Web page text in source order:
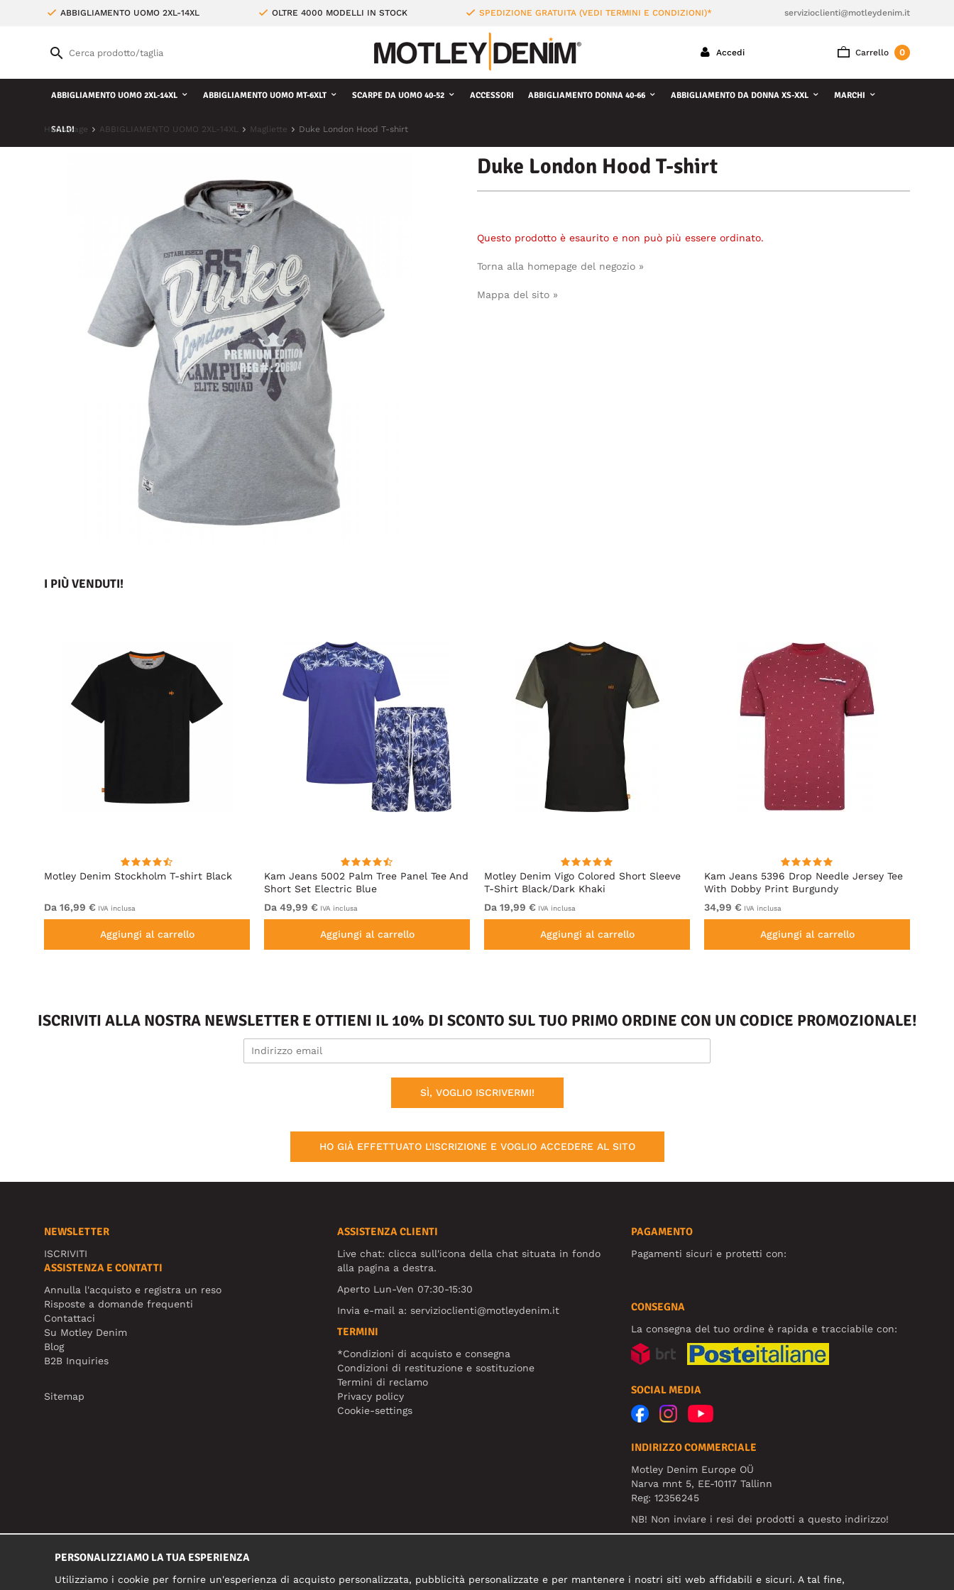
ABBIGLIAMENTO UOMO 2XL-14XL OLTRE 4000 MODELLI IN STOCK SPEDIZIONE GRATUITA (VEDI TERMINI E CONDIZIONI)* servizioclienti@motleydenim.it
Carrello 0
Accedi
ABBIGLIAMENTO UOMO 2XL-14XL ABBIGLIAMENTO UOMO MT-6XLT SCARPE DA UOMO 40-52 ACCESSORI ABBIGLIAMENTO DONNA 40-66 ABBIGLIAMENTO DA DONNA XS-XXL MARCHI
SALDI
Homepage ABBIGLIAMENTO UOMO 2XL-14XL Magliette Duke London Hood T-shirt
Duke London Hood T-shirt
Questo prodotto è esaurito e non può più essere ordinato.
Torna alla homepage del negozio »
Mappa del sito »
I PIÙ VENDUTI!
Motley Denim Stockholm T-shirt Black
Da 16,99 € IVA inclusa
Aggiungi al carrello
Kam Jeans 5002 Palm Tree Panel Tee And
Short Set Electric Blue
Da 49,99 € IVA inclusa
Aggiungi al carrello
Motley Denim Vigo Colored Short Sleeve
T-Shirt Black/Dark Khaki
Da 19,99 € IVA inclusa
Aggiungi al carrello
Kam Jeans 5396 Drop Needle Jersey Tee
With Dobby Print Burgundy
34,99 € IVA inclusa
Aggiungi al carrello
ISCRIVITI ALLA NOSTRA NEWSLETTER E OTTIENI IL 10% DI SCONTO SUL TUO PRIMO ORDINE CON UN CODICE PROMOZIONALE!
SÌ, VOGLIO ISCRIVERMI!
HO GIÀ EFFETTUATO L'ISCRIZIONE E VOGLIO ACCEDERE AL SITO
NEWSLETTER
ISCRIVITI
ASSISTENZA E CONTATTI
Annulla l'acquisto e registra un reso
Risposte a domande frequenti
Contattaci
Su Motley Denim
Blog
B2B Inquiries
Sitemap
ASSISTENZA CLIENTI
Live chat: clicca sull'icona della chat situata in fondo
alla pagina a destra.
Aperto Lun-Ven 07:30-15:30
Invia e-mail a:servizioclienti@motleydenim.it
TERMINI
*Condizioni di acquisto e consegna
Condizioni di restituzione e sostituzione
Termini di reclamo
Privacy policy
Cookie-settings
PAGAMENTO
Pagamenti sicuri e protetti con:
CONSEGNA
La consegna del tuo ordine è rapida e tracciabile con:
SOCIAL MEDIA
INDIRIZZO COMMERCIALE
Motley Denim Europe OÜ
Narva mnt 5, EE-10117 Tallinn
Reg: 12356245
NB! Non inviare i resi dei prodotti a questo indirizzo!
PERSONALIZZIAMO LA TUA ESPERIENZA
Utilizziamo i cookie per fornire un'esperienza di acquisto personalizzata, pubblicità personalizzate e per mantenere i nostri siti web affidabili e sicuri. A tal fine,